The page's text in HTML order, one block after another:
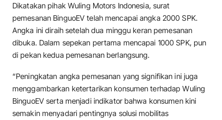
Dikatakan pihak Wuling Motors Indonesia, surat
pemesanan BinguoEV telah mencapai angka 2000 SPK.
Angka ini diraih setelah dua minggu keran pemesanan
dibuka. Dalam sepekan pertama mencapai 1000 SPK, pun
di pekan kedua pemesanan berlangsung.
“Peningkatan angka pemesanan yang signifikan ini juga
menggambarkan ketertarikan konsumen terhadap Wuling
BinguoEV serta menjadi indikator bahwa konsumen kini
semakin menyadari pentingnya solusi mobilitas